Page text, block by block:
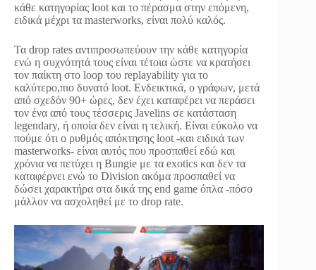
κάθε κατηγορίας loot και το πέρασμα στην επόμενη,
ειδικά μέχρι τα masterworks, είναι πολύ καλός.
Τα drop rates αντιπροσωπεύουν την κάθε κατηγορία
ενώ η συχνότητά τους είναι τέτοια ώστε να κρατήσει
τον παίκτη στο loop του replayability για το
καλύτερο,πιο δυνατό loot. Ενδεικτικά, ο γράφων, μετά
από σχεδόν 90+ ώρες, δεν έχει καταφέρει να περάσει
τον ένα από τους τέσσερις Javelins σε κατάσταση
legendary, ή οποία δεν είναι η τελική. Είναι εύκολο να
πούμε ότι ο ρυθμός απόκτησης loot -και ειδικά των
masterworks- είναι αυτός που προσπαθεί εδώ και
χρόνια να πετύχει η Bungie με τα exotics και δεν τα
καταφέρνει ενώ το Division ακόμα προσπαθεί να
δώσει χαρακτήρα στα δικά της end game όπλα -πόσο
μάλλον να ασχοληθεί με το drop rate.